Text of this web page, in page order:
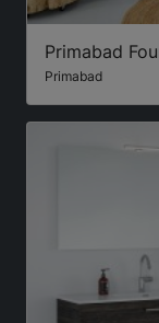
Primabad
Primabad